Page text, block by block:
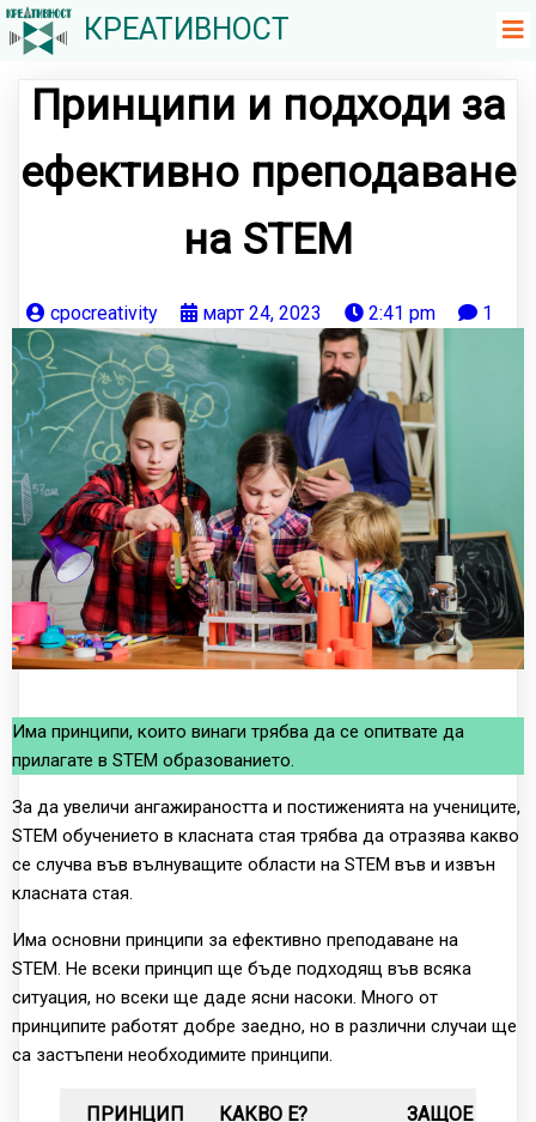
КРЕАТИВНОСТ
Принципи и подходи за
ефективно преподаване
на STEM
cpocreativity март 24, 2023 2:41 pm 1
Има принципи, които винаги трябва да се опитвате да
прилагате в STEM образованието.
За да увеличи ангажираността и постиженията на учениците,
STEM обучението в класната стая трябва да отразява какво
се случва във вълнуващите области на STEM във и извън
класната стая.
Има основни принципи за ефективно преподаване на
STEM. Не всеки принцип ще бъде подходящ във всяка
ситуация, но всеки ще даде ясни насоки. Много от
принципите работят добре заедно, но в различни случаи ще
са застъпени необходимите принципи.
ПРИНЦИП КАКВО Е? ЗАЩОЕ